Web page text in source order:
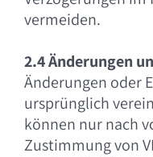
vermeiden.
2.4 Änderungen
Änderungen oder
ursprünglich
können nur nach
Zustimmung von